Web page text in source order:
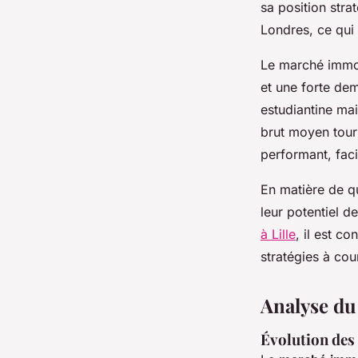
sa position
Londres, ce
Le marché
et une forte
estudiantine
brut moyen
performant,
En matière de
leur potentiel
à Lille, il est
stratégies à
Analyse
Évolution